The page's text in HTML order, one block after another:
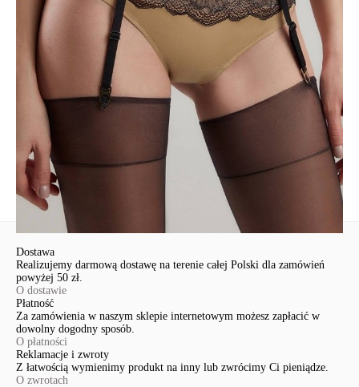
Udostępnij produkt
Podmiot odpowiedzialny
EuroTrade Tex Sp z o.o.
Św. Teresy 91
91-341, Łódź, Polska
+48 500-503-636
info@conteshop.pl
Ten produkt nie ma pytań Możesz zadać pytanie, klikając przycisk
poniżej
Zadaj pytanie
Nowe pytanie
Wyślij
Dostawa
Realizujemy darmową dostawę na terenie całej Polski dla zamówień
powyżej 50 zł.
O dostawie
Płatność
Za zamówienia w naszym sklepie internetowym możesz zapłacić w
dowolny dogodny sposób.
O płatności
Reklamacje i zwroty
Z łatwością wymienimy produkt na inny lub zwrócimy Ci pieniądze.
O zwrotach